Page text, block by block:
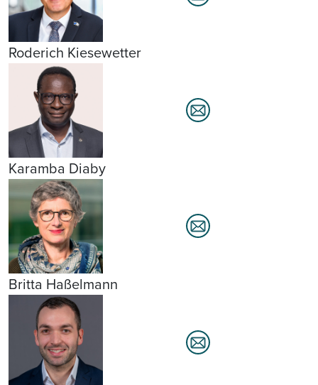
Roderich Kiesewetter
Karamba Diaby
Britta Haßelmann